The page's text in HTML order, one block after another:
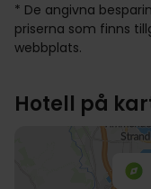
* De angivna
priserna som finns
webbplats.
Hotell på